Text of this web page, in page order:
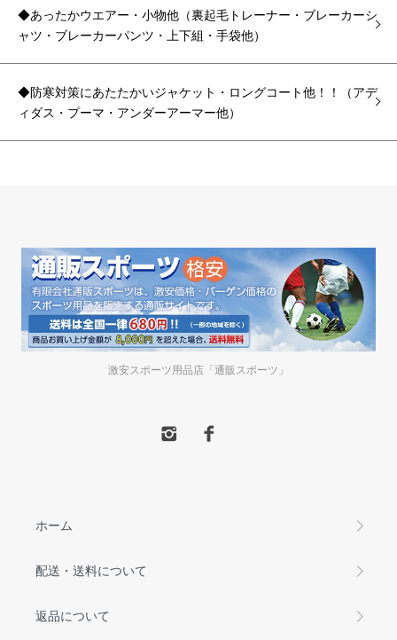
◆あったかウエアー・小物他（裏起毛トレーナー・ブレーカーシ
ャツ・ブレーカーパンツ・上下組・手袋他）
◆防寒対策にあたたかいジャケット・ロングコート他！！（アデ
ィダス・プーマ・アンダーアーマー他）
激安スポーツ用品店「通販スポーツ」
ホーム
配送・送料について
返品について